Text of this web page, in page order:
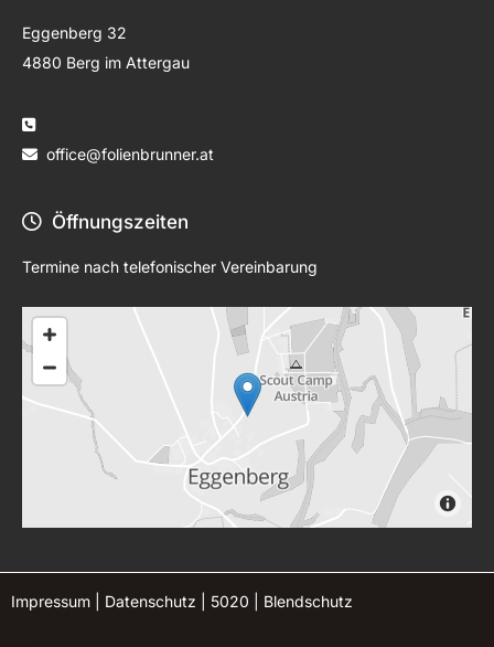
Eggenberg 32
4880 Berg im Attergau

 office@folienbrunner.at
Öffnungszeiten
Termine nach telefonischer Vereinbarung
Impressum Datenschutz 5020 Blendschutz